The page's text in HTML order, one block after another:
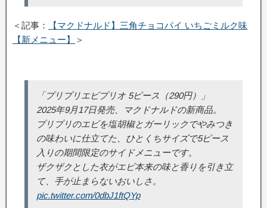
＜記事：
【マクドナルド】三角チョコパイ いちごミルク味
【新メニュー】
＞
「プリプリエビプリオ 5ピース（290円）」
2025年9月17日発売、マクドナルドの新商品。
プリプリのエビを塩胡椒とガーリックでやみつき
の味わいに仕立てた、ひとくちサイズで5ピース
入りの期間限定のサイドメニューです。
ザクザクとした衣がエビ本来の味と香りを引き立
て、手が止まらないおいしさ。
pic.twitter.com/0dbJ1ftQYp